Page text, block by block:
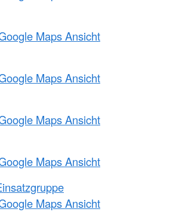
Maps Ansicht
Maps Ansicht
Maps Ansicht
Maps Ansicht
Maps Ansicht